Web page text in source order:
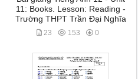
11: Books. Lesson: Reading -
Trường THPT Trần Đại Nghĩa
23 153 0